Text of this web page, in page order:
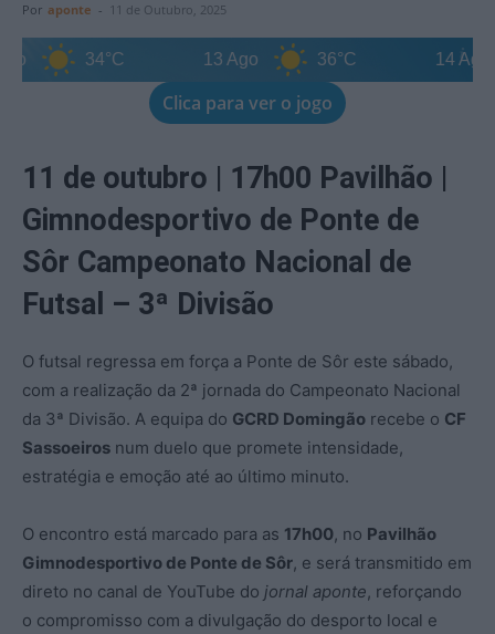
Por aponte - 11 de Outubro, 2025
34°C 13 Ago 36°C 14 Ago
Clica para ver o jogo
11 de outubro | 17h00 Pavilhão |
Gimnodesportivo de Ponte de
Sôr Campeonato Nacional de
Futsal – 3ª Divisão
O futsal regressa em força a Ponte de Sôr este sábado,
com a realização da 2ª jornada do Campeonato Nacional
da 3ª Divisão. A equipa do GCRD Domingão recebe o CF
Sassoeiros num duelo que promete intensidade,
estratégia e emoção até ao último minuto.
O encontro está marcado para as 17h00, no Pavilhão
Gimnodesportivo de Ponte de Sôr, e será transmitido em
direto no canal de YouTube do jornal aponte, reforçando
o compromisso com a divulgação do desporto local e